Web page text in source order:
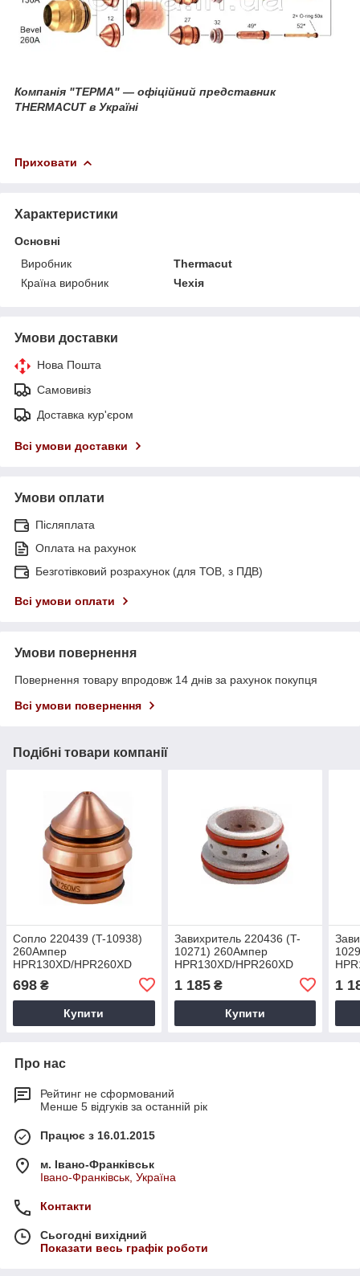
Компанія "ТЕРМА" ― офіційний представник
THERMACUT в Україні
Приховати
Характеристики
Основні
Виробник
Thermacut
Країна виробник
Чехія
Умови доставки
Нова Пошта
Самовивіз
Доставка кур'єром
Всі умови доставки
Умови оплати
Післяплата
Оплата на рахунок
Безготівковий розрахунок (для ТОВ, з ПДВ)
Всі умови оплати
Умови повернення
Повернення товару впродовж 14 днів за рахунок покупця
Всі умови повернення
Подібні товари компанії
Сопло 220439 (T-10938)
260Ампер
HPR130XD/HPR260XD
698 ₴
Купити
Завихритель 220436 (T-
10271) 260Ампер
HPR130XD/HPR260XD
1 185₴
Купити
1
Про нас
Рейтинг не сформований
Менше 5 відгуків за останній рік
Працює з 16.01.2015
м. Івано-Франківськ
Івано-Франківськ, Україна
Контакти
Сьогодні вихідний
Показати весь графік роботи